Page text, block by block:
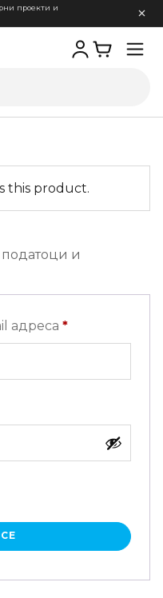
проекти и
this product.
податоци и
адреса *